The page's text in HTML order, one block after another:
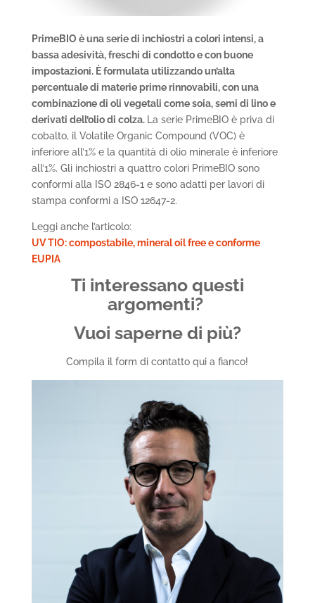
PrimeBIO è una serie di inchiostri a colori intensi, a
bassa adesività, freschi di condotto e con buone
impostazioni. È formulata utilizzando un’alta
percentuale di materie prime rinnovabili, con una
combinazione di oli vegetali come soia, semi di lino e
derivati dell’olio di colza.
La serie PrimeBIO è priva di
cobalto, il Volatile Organic Compound (VOC) è
inferiore all’1% e la quantità di olio minerale è inferiore
all’1%. Gli inchiostri a quattro colori PrimeBIO sono
conformi alla ISO 2846-1 e sono adatti per lavori di
stampa conformi a ISO 12647-2.
Leggi anche l’articolo:
UV TIO: compostabile, mineral oil free e conforme
EUPIA
Ti interessano questi
argomenti?
Vuoi saperne di più?
Compila il form di contatto qui a fianco!